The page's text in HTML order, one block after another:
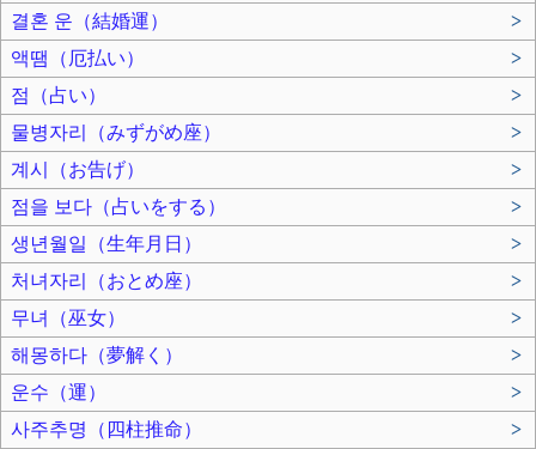
결혼 운（結婚運）
>
액땜（厄払い）
>
점（占い）
>
물병자리（みずがめ座）
>
계시（お告げ）
>
점을 보다（占いをする）
>
생년월일（生年月日）
>
처녀자리（おとめ座）
>
무녀（巫女）
>
해몽하다（夢解く）
>
운수（運）
>
사주추명（四柱推命）
>